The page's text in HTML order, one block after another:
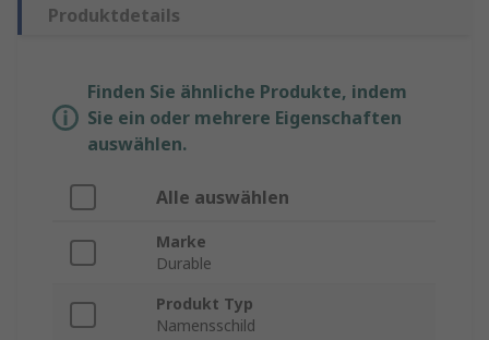
Produktdetails
Finden Sie ähnliche Produkte, indem
Sie ein oder mehrere Eigenschaften
auswählen.
Alle auswählen
Marke
Durable
Produkt Typ
Namensschild